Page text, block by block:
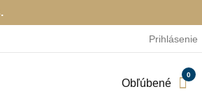
Prihlásenie
Obľúbené
0